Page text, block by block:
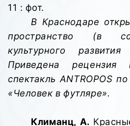
11 : фот.
В Краснодаре
пространство (в
культурного развития
Приведена рецензия
спектакль ANTROPOS
«Человек в футляре».
Климанц, А.